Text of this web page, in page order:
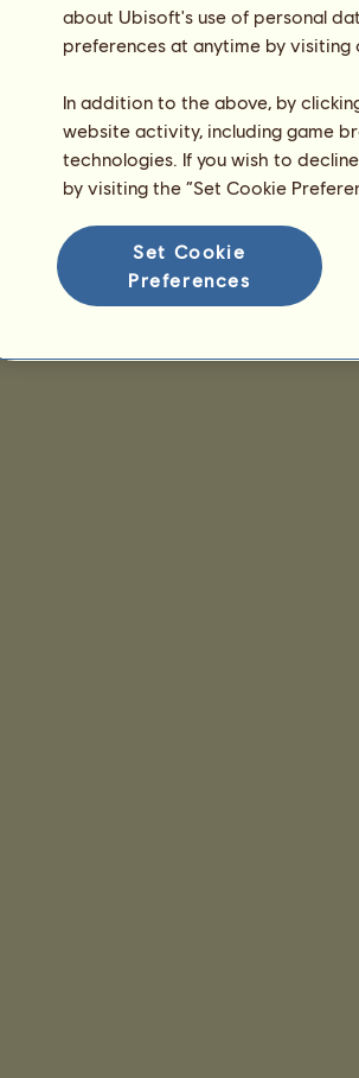
about Ubisoft's use of personal
preferences at anytime by
In addition to the above, by
website activity, including game
technologies. If you wish to
by visiting the “Set Cookie
Set Cookie
Preferences